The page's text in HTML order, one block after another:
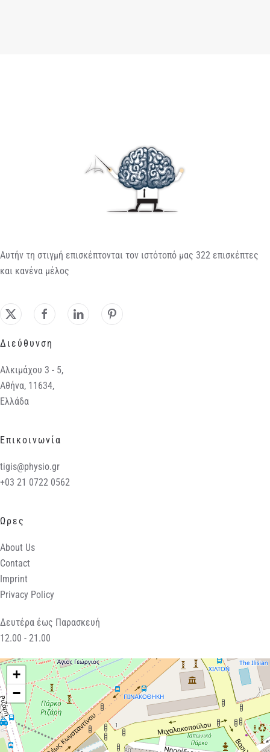
Αυτήν τη στιγμή επισκέπτονται τον ιστότοπό μας 322 επισκέπτες
και κανένα μέλος
Διεύθυνση
Αλκιμάχου 3 - 5,
Αθήνα, 11634,
Ελλάδα
Επικοινωνία
tigis@physio.gr
+03 21 0722 0562
Ωρες
About Us
Contact
Imprint
Privacy Policy
Δευτέρα έως Παρασκευή
12.00 - 21.00
+
−